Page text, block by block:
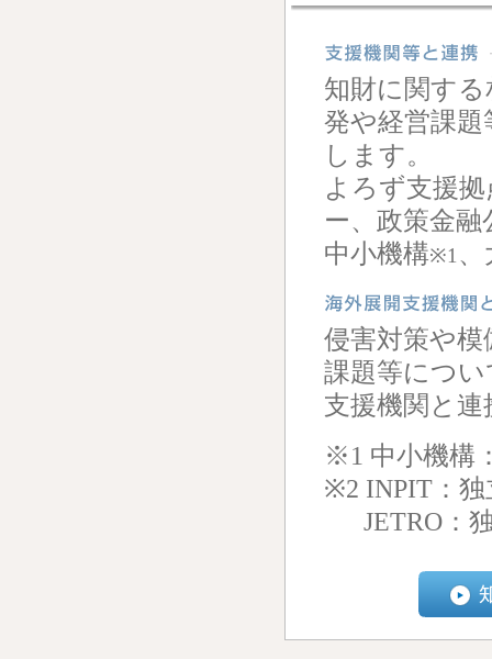
知財に関す
発や経営課
します。
よろず支援
ー、政策金
中小機構※1 、
侵害対策や
課題等につ
支援機関と連
※1 中小機構
※2 INPIT：独
JETRO：独